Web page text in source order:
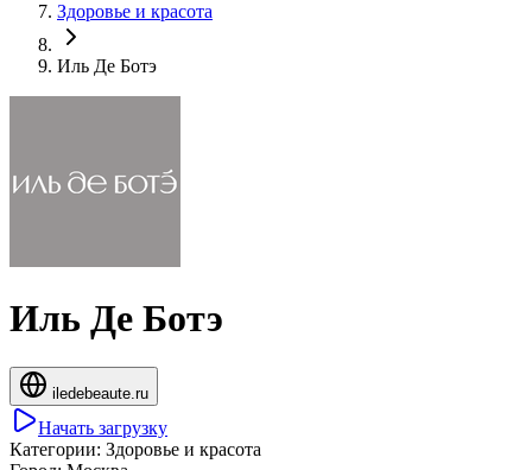
Здоровье и красота
Иль Де Ботэ
Иль Де Ботэ
iledebeaute.ru
Начать загрузку
Категории: Здоровье и красота